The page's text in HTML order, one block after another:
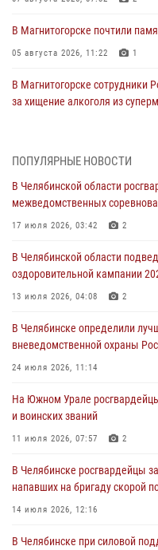
В Магнитогорске почтили
05 августа 2026, 11:22 1
В Магнитогорске сотрудники
за хищение алкоголя из
На Южном Урале спецназ
Росгвардейцы задержали
На Южном Урале сотрудники
подозреваемого в совершении
В Челябинской области
задержан подозреваемый в
ПОПУЛЯРНЫЕ НОВОСТИ
В Челябинской области
межведомственных
17 июля 2026, 03:42 2
В Челябинской области
оздоровительной кампании
13 июля 2026, 04:08 2
В Челябинске определили
вневедомственной охраны
24 июля 2026, 11:14
На Южном Урале
и воинских званий
11 июля 2026, 07:57 2
В Челябинске росгвардейцы
напавших на бригаду скорой
14 июля 2026, 12:16
В Челябинске при силовой